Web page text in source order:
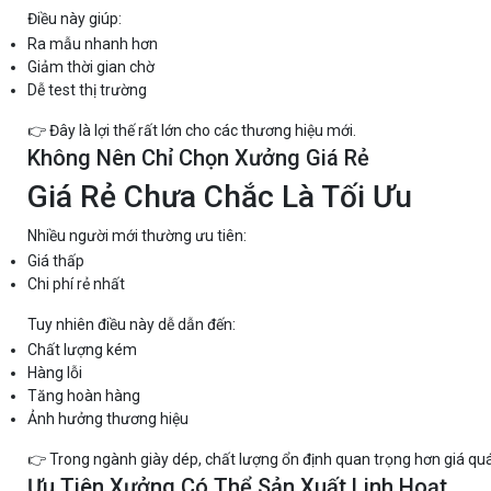
Điều này giúp:
Ra mẫu nhanh hơn
Giảm thời gian chờ
Dễ test thị trường
👉 Đây là lợi thế rất lớn cho các thương hiệu mới.
Không Nên Chỉ Chọn Xưởng Giá Rẻ
Giá Rẻ Chưa Chắc Là Tối Ưu
Nhiều người mới thường ưu tiên:
Giá thấp
Chi phí rẻ nhất
Tuy nhiên điều này dễ dẫn đến:
Chất lượng kém
Hàng lỗi
Tăng hoàn hàng
Ảnh hưởng thương hiệu
👉 Trong ngành giày dép, chất lượng ổn định quan trọng hơn giá